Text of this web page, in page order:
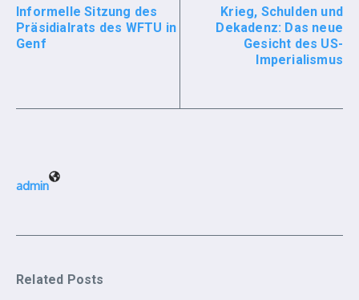
Informelle Sitzung des
Präsidialrats des WFTU in
Genf
Krieg, Schulden und
Dekadenz: Das neue
Gesicht des US-
Imperialismus
admin
Related Posts